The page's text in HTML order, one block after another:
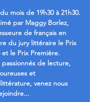
mois de 19h30 à 21h30.
par Maggy Borlez,
de français en
du jury littéraire le Prix
et le Prix Première.
passionnés de lecture,
et
venez nous